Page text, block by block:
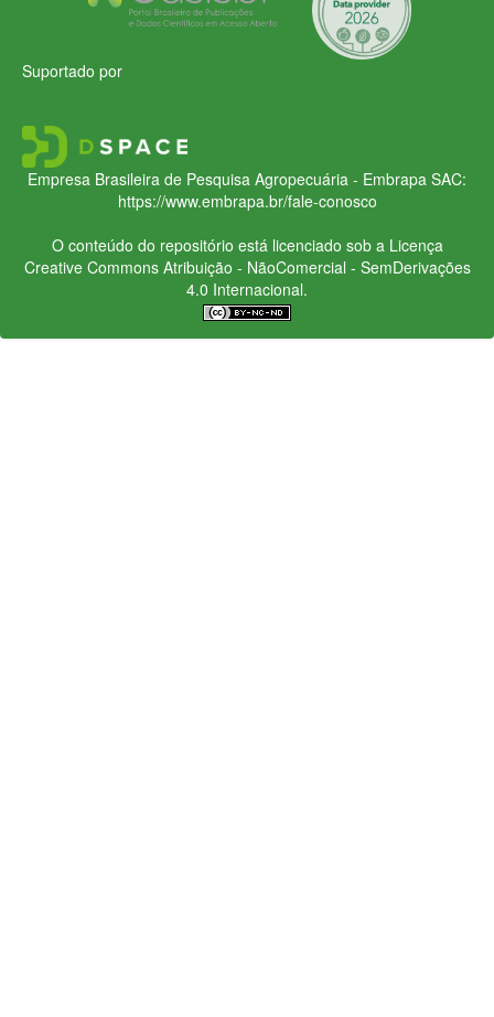
Suportado por
Empresa Brasileira de Pesquisa Agropecuária - Embrapa SAC:
https://www.embrapa.br/fale-conosco
O conteúdo do repositório está licenciado sob a Licença
Creative CommonsAtribuição - NãoComercial - SemDerivações
4.0 Internacional.